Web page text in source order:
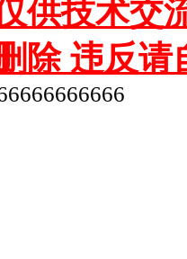
供技术交
除 违反